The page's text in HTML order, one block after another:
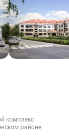
комплекс
районе